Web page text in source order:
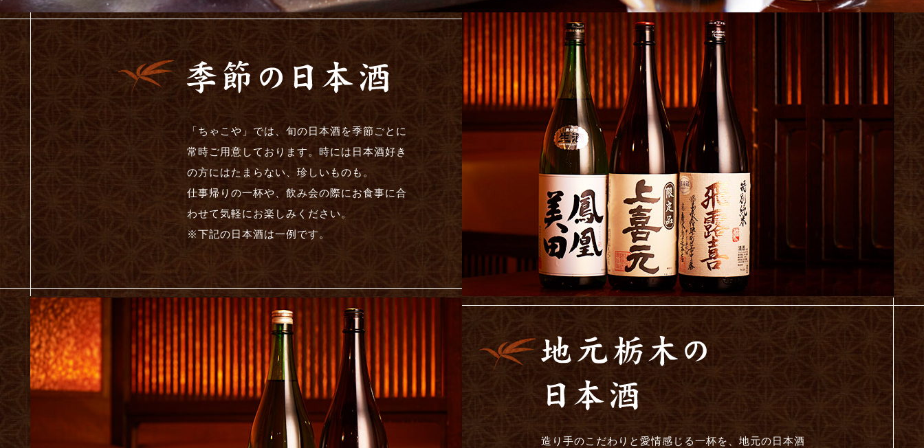
「ちゃこや」では、旬の日本酒を季節ごとに
常時ご用意しております。時には日本酒好き
の方にはたまらない、珍しいものも。
仕事帰りの一杯や、飲み会の際にお食事に合
わせて気軽にお楽しみください。
※下記の日本酒は一例です。
造り手のこだわりと愛情感じる一杯を、地元の日本酒